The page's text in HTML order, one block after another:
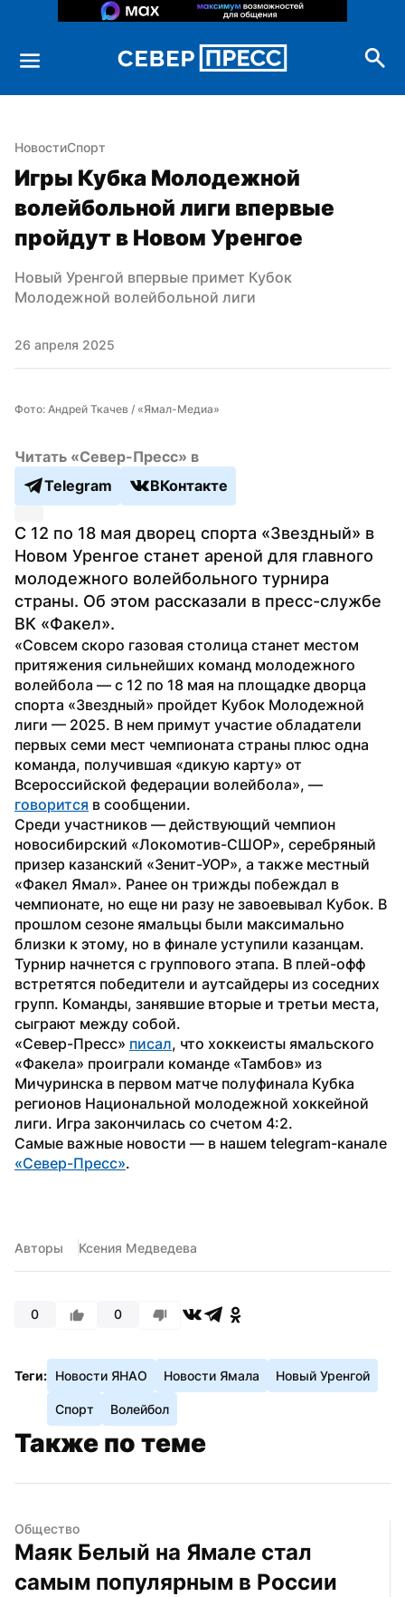
НовостиСпорт
Игры Кубка Молодежной
волейбольной лиги впервые
пройдут в Новом Уренгое
Новый Уренгой впервые примет Кубок
Молодежной волейбольной лиги
26 апреля 2025
Фото: Андрей Ткачев / «Ямал-Медиа»
Читать «Север-Пресс» в
Telegram
ВКонтакте
С 12 по 18 мая дворец спорта «Звездный» в
Новом Уренгое станет ареной для главного
молодежного волейбольного турнира
страны. Об этом рассказали в пресс-службе
ВК «Факел».
«Совсем скоро газовая столица станет местом
притяжения сильнейших команд молодежного
волейбола — с 12 по 18 мая на площадке дворца
спорта «Звездный» пройдет Кубок Молодежной
лиги — 2025. В нем примут участие обладатели
первых семи мест чемпионата страны плюс одна
команда, получившая «дикую карту» от
говорится в сообщении.
Среди участников — действующий чемпион
новосибирский «Локомотив-СШОР», серебряный
призер казанский «Зенит-УОР», а также местный
«Факел Ямал». Ранее он трижды побеждал в
чемпионате, но еще ни разу не завоевывал Кубок. В
прошлом сезоне ямальцы были максимально
близки к этому, но в финале уступили казанцам.
Турнир начнется с группового этапа. В плей-офф
встретятся победители и аутсайдеры из соседних
групп. Команды, занявшие вторые и третьи места,
сыграют между собой.
«Север-Пресс» писал, что хоккеисты ямальского
«Факела» проиграли команде «Тамбов» из
Мичуринска в первом матче полуфинала Кубка
регионов Национальной молодежной хоккейной
лиги. Игра закончилась со счетом 4:2.
«Север-Пресс».
Авторы Ксения Медведева
0 0
Теги: Новости ЯНАО Новости Ямала Новый Уренгой
Спорт Волейбол
Также по теме
Общество
Маяк Белый на Ямале стал
самым популярным в России